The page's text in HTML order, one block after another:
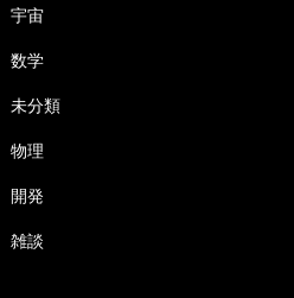
宇宙
数学
未分類
物理
開発
雑談